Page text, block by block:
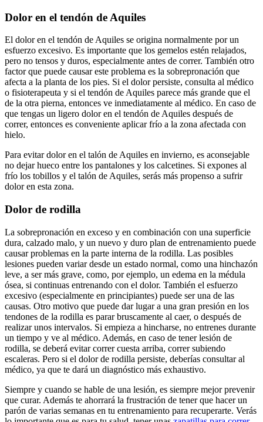
Dolor en el tendón de Aquiles
El dolor en el tendón de Aquiles se origina normalmente por un
esfuerzo excesivo. Es importante que los gemelos estén relajados,
pero no tensos y duros, especialmente antes de correr. También otro
factor que puede causar este problema es la sobrepronación que
afecta a la planta de los pies. Si el dolor persiste, consulta al médico
o fisioterapeuta y si el tendón de Aquiles parece más grande que el
de la otra pierna, entonces ve inmediatamente al médico. En caso de
que tengas un ligero dolor en el tendón de Aquiles después de
correr, entonces es conveniente aplicar frío a la zona afectada con
hielo.
Para evitar dolor en el talón de Aquiles en invierno, es aconsejable
no dejar hueco entre los pantalones y los calcetines. Si expones al
frío los tobillos y el talón de Aquiles, serás más propenso a sufrir
dolor en esta zona.
Dolor de rodilla
La sobrepronación en exceso y en combinación con una superficie
dura, calzado malo, y un nuevo y duro plan de entrenamiento puede
causar problemas en la parte interna de la rodilla. Las posibles
lesiones pueden variar desde un estado normal, como una hinchazón
leve, a ser más grave, como, por ejemplo, un edema en la médula
ósea, si continuas entrenando con el dolor. También el esfuerzo
excesivo (especialmente en principiantes) puede ser una de las
causas. Otro motivo que puede dar lugar a una gran presión en los
tendones de la rodilla es parar bruscamente al caer, o después de
realizar unos intervalos. Si empieza a hincharse, no entrenes durante
un tiempo y ve al médico. Además, en caso de tener lesión de
rodilla, se deberá evitar correr cuesta arriba, correr subiendo
escaleras. Pero si el dolor de rodilla persiste, deberías consultar al
médico, ya que te dará un diagnóstico más exhaustivo.
Siempre y cuando se hable de una lesión, es siempre mejor prevenir
que curar. Además te ahorrará la frustración de tener que hacer un
parón de varias semanas en tu entrenamiento para recuperarte. Verás